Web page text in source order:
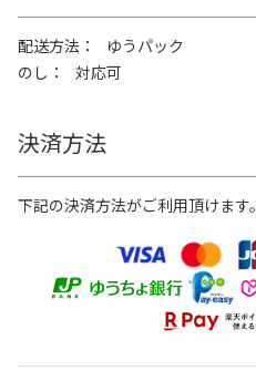
配送方法
ゆうパック
のし
対応可
決済方法
下記の決済方法がご利用頂けます。